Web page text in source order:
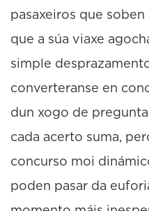
pasaxeiros que
que a súa viaxe
simple
converteranse en
dun xogo de
cada acerto suma,
concurso moi
poden pasar da